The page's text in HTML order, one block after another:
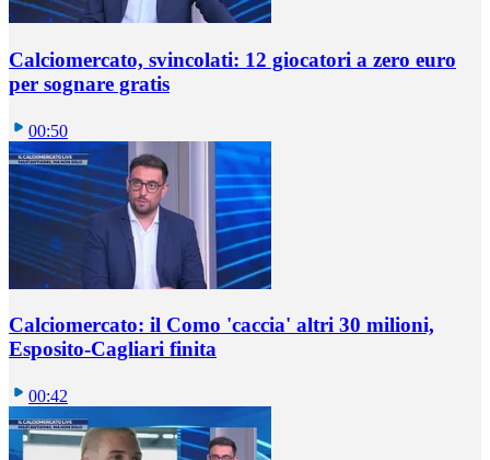
Calciomercato, svincolati: 12 giocatori a zero euro
per sognare gratis
00:50
Calciomercato: il Como 'caccia' altri 30 milioni,
Esposito-Cagliari finita
00:42